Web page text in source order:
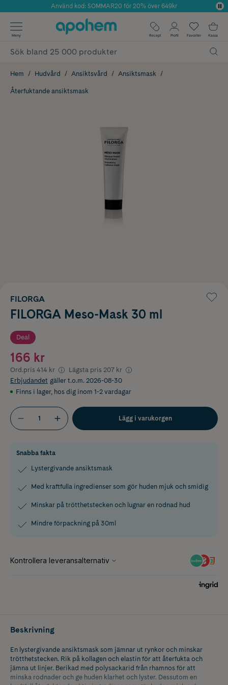
Årets Butik 2025 inom Skönhet
Använd kod: SOMMAR20 för 20% över 649kr
✓ Fri frakt
✓ Poäng på alla köp*
Meny Recept Profil Favoriter Kassa
Hem Hudvård Ansiktsvård Ansiktsmask
Återfuktande ansiktsmask
FILORGA
FILORGA Meso-Mask 30 ml
Deal
166 kr
Ord.pris 414 kr Lägsta pris 207 kr
Erbjudandet gäller t.o.m. 2026-08-30
Finns i lager, hos dig inom 1-2 vardagar
Lägg i varukorgen
Snabba fakta
Lystergivande ansiktsmask
Med kraftfulla ingredienser som gör huden mjuk och smidig
Minskar på trötthetstecken och lugnar en rodnad hud
Mindre förpackning på 30ml
Beskrivning
En lystergivande ansiktsmask som jämnar ut rynkor och minskar
trötthetstecken. Rik på kollagen och elastin för att återfukta och
jämna ut linjer. Berikad med polysackarid från rhamnos för att
minska rodnader och ge huden klarhet och lyster. Dessutom en